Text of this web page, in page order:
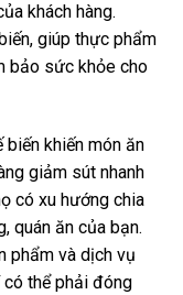
khách hàng.
giúp thực phẩm
bảo sức khỏe cho
khiến món ăn
giảm sút nhanh
có xu hướng chia
quán ăn của bạn.
phẩm và dịch vụ
có thể phải đóng